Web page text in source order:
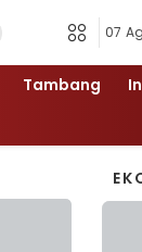
07
Tambang